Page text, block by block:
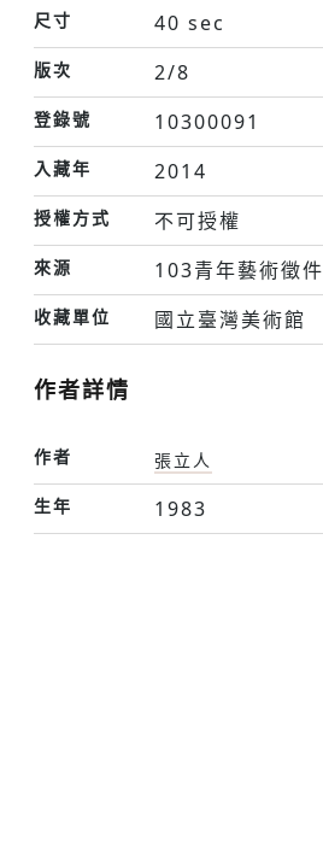
尺寸 40 sec
版次 2/8
登錄號 10300091
入藏年 2014
授權方式 不可授權
來源 103青年藝術徵件
收藏單位 國立臺灣美術館
作者詳情
作者
張立人
生年
1983